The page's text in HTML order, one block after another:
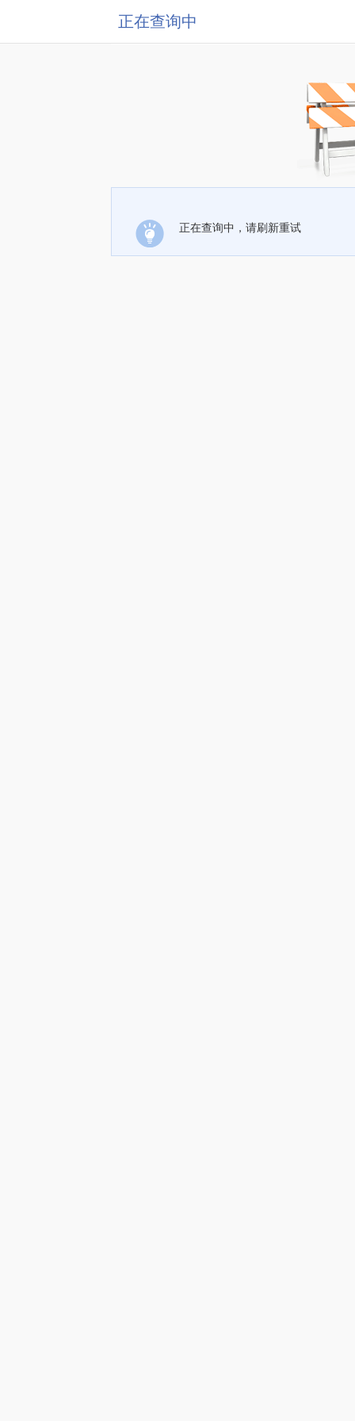
正在查询中
正在查询中，请刷新重试